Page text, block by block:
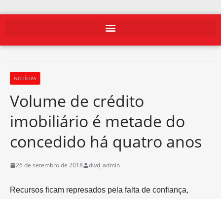
NOTÍCIAS
Volume de crédito
imobiliário é metade do
concedido há quatro anos
26 de setembro de 2018 dwd_admin
Recursos ficam represados pela falta de confiança,